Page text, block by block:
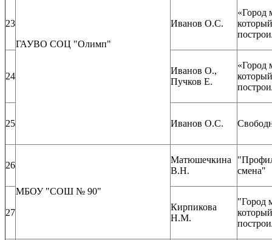
ГАУВО СОЦ "Олимп"
23 Иванов О.С.
«Город
который
24
Иванов О.,
Пучков Е.
«Город
который
25 Иванов О.С.
26
МБОУ "СОШ № 90"
Матюшечкина
В.Н.
смена"
27
Кирпикова
Н.М.
"Город
который